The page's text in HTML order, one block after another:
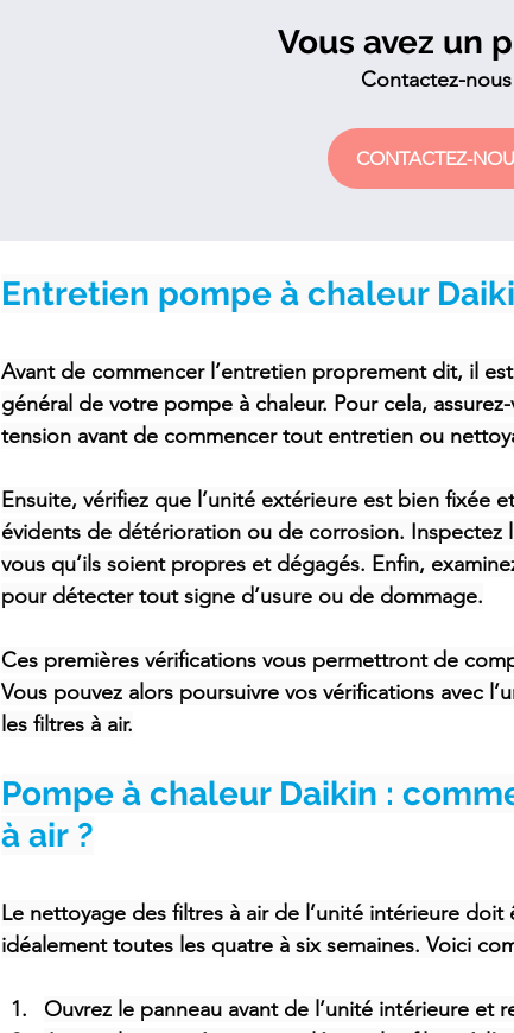
Vous avez un
Contactez-
CONTACTEZ-
Entretien pompe à chaleur
Avant de commencer l’entretien proprement dit, il
général de votre pompe à chaleur. Pour cela,
tension avant de commencer tout entretien ou
Ensuite, vérifiez que l’unité extérieure est bien fixée
évidents de détérioration ou de corrosion. Inspectez
vous qu’ils soient propres et dégagés. Enfin,
pour détecter tout signe d’usure ou de dommage.
Ces premières vérifications vous permettront de
Vous pouvez alors poursuivre vos vérifications avec
les filtres à air.
Pompe à chaleur Daikin :
à air ?
Le nettoyage des filtres à air de l’unité intérieure
idéalement toutes les quatre à six semaines. Voici
Ouvrez le panneau avant de l’unité intérieure et